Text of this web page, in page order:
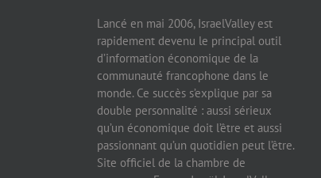
Lancé en mai 2006, IsraelValley est
rapidement devenu le principal outil
d’information économique de la
communauté francophone dans le
monde. Ce succès s’explique par sa
double personnalité : aussi sérieux
qu’un économique doit l’être et aussi
passionnant qu’un quotidien peut l’être.
Site officiel de la chambre de